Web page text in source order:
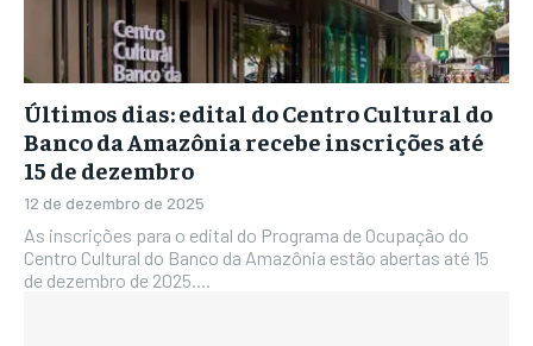
Últimos dias: edital do Centro Cultural do
Banco da Amazônia recebe inscrições até
15 de dezembro
12 de dezembro de 2025
As inscrições para o edital do Programa de Ocupação do
Centro Cultural do Banco da Amazônia estão abertas até 15
de dezembro de 2025....